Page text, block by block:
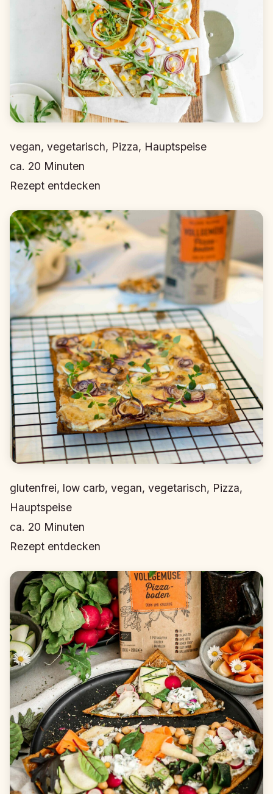
vegan, vegetarisch, Pizza, Hauptspeise
ca. 20 Minuten
Rezept entdecken
glutenfrei, low carb, vegan, vegetarisch, Pizza,
Hauptspeise
ca. 20 Minuten
Rezept entdecken